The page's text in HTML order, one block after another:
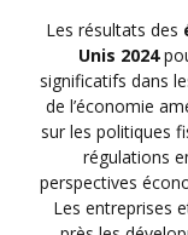
Les résultats des
Unis 2024
significatifs dans
de l’économie
sur les politiques
régulations
perspectives
Les entreprises